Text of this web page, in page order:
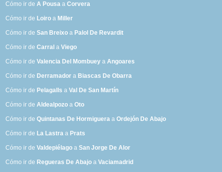
Cómo ir deA Pousa aCorvera
Cómo ir de Loiro a Miller
Cómo ir deSan Breixo a Palol De Revardit
Cómo ir deCarral aViego
Cómo ir deValencia Del Mombuey aAngoares
Cómo ir de Derramador a Biascas De Obarra
Cómo ir de Pelagalls aVal De San Martín
Cómo ir deAldealpozo aOto
Cómo ir deQuintanas De Hormiguera aOrdejón De Abajo
Cómo ir de La Lastra a Prats
Cómo ir deValdepiélago aSan Jorge De Alor
Cómo ir de Regueras De Abajo aVaciamadrid